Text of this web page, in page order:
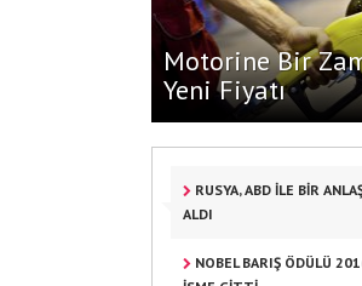
Motorine Bir
Yeni Fiyatı
RUSYA, ABD ILE BIR
ALDI
NOBEL BARIŞ ÖDÜLÜ